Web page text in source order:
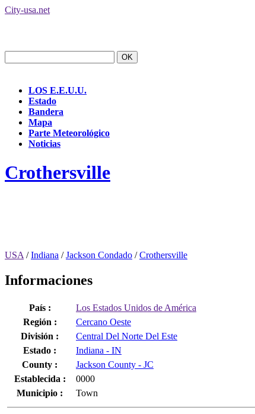
City-usa.net
LOS E.E.U.U.
Estado
Bandera
Mapa
Parte Meteorológico
Noticias
Crothersville
USA /Indiana /Jackson Condado /Crothersville
Informaciones
País :
Los Estados Unidos de América
Región :
Cercano Oeste
División :
Central Del Norte Del Este
Estado :
Indiana - IN
County :
Jackson County - JC
Establecida :
0000
Municipio :
Town